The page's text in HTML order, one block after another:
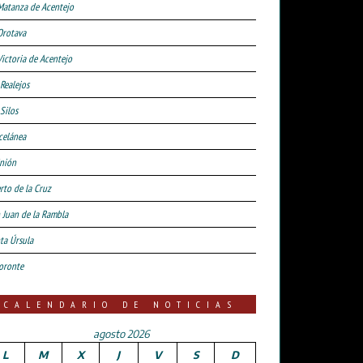
de Acentejo
de Acentejo
de la Cruz
Juan de la Rambla
Úrsula
CALENDARIO DE NOTICIAS
agosto 2026
L
M X J V S D